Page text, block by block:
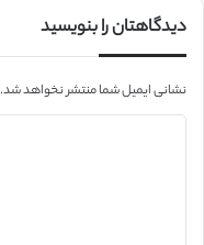
دیدگاهتان را بنویسید
نشانی ایمیل شما منتشر نخواهد شد.